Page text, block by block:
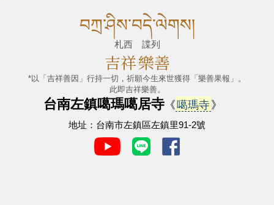
བཀྲ་ཤིས་བདེ་ལེགས།
札西 諜列
吉祥樂善
*以「吉祥善因」行持一切，祈願今生來世獲得「樂善果報」。
此即吉祥樂善。
台南左鎮噶瑪噶居寺《噶瑪寺》
地址：台南市左鎮區左鎮里91-2號